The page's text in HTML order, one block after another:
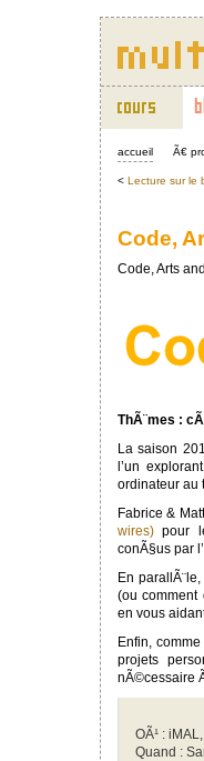
accueil Ã€
< Lecture sur le
Code,
Code, Arts
ThÃ¨mes :
La saison
l’un
ordinateur au
Fabrice &
wires) pour
conÃ§us par
En
(ou
en vous
Enfin,
projets
nÃ©cessaire
OÃ¹ :
Quand :